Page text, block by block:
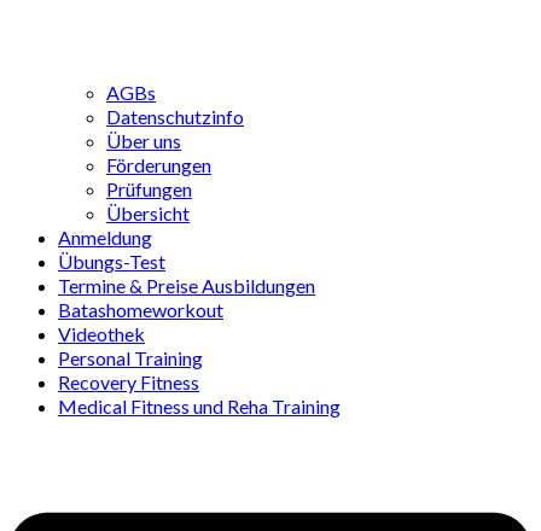
AGBs
Datenschutzinfo
Über uns
Förderungen
Prüfungen
Übersicht
Anmeldung
Übungs-Test
Termine & Preise Ausbildungen
Batashomeworkout
Videothek
Personal Training
Recovery Fitness
Medical Fitness und Reha Training